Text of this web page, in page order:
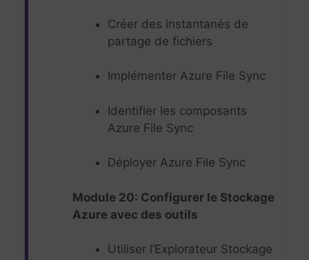
Créer des instantanés de
partage de fichiers
Implémenter Azure File Sync
Identifier les composants
Azure File Sync
Déployer Azure File Sync
Module 20: Configurer le Stockage
Azure avec des outils
Utiliser l’Explorateur Stockage